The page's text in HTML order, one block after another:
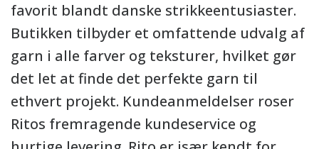
favorit blandt danske strikkeentusiaster.
Butikken tilbyder et omfattende udvalg af
garn i alle farver og teksturer, hvilket gør
det let at finde det perfekte garn til
ethvert projekt. Kundeanmeldelser roser
Ritos fremragende kundeservice og